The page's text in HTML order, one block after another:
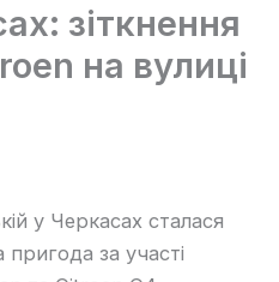
зіткнення
на вулиці
у Черкасах сталася
за участі